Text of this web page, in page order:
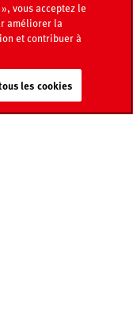
vous acceptez le
améliorer la
et contribuer à
les cookies